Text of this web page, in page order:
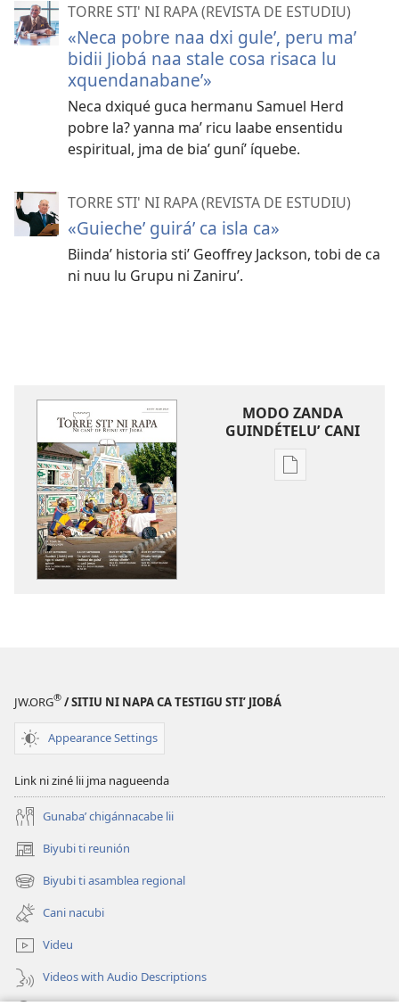
TORRE STI' NI RAPA (REVISTA DE ESTUDIU)
«Neca pobre naa dxi guleʼ, peru maʼ
bidii Jiobá naa stale cosa risaca lu
xquendanabaneʼ»
Neca dxiqué guca hermanu Samuel Herd
pobre la? yanna maʼ ricu laabe ensentidu
espiritual, jma de biaʼ guníʼ íquebe.
TORRE STI' NI RAPA (REVISTA DE ESTUDIU)
«Guiecheʼ guiráʼ ca isla ca»
Biindaʼ historia stiʼ Geoffrey Jackson, tobi de ca
ni nuu lu Grupu ni Zaniruʼ.
MODO ZANDA
GUINDÉTELUʼ CANI
Chupa
DE
JW.ORG® / SITIU NI NAPA CA TESTIGU STIʼ JIOBÁ
Appearance Settings
Link ni ziné lii jma nagueenda
Gunabaʼ chigánnacabe lii
Biyubi ti reunión
(opens
new
window)
Biyubi ti asamblea regional
(opens
new
window)
Cani nacubi
Videu
Videos with Audio Descriptions